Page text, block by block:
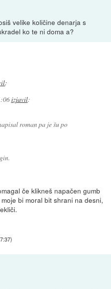
velike količine denarja s
ko te ni doma a?
:
izjavil:
roman pa je šu po
če klikneš napačen gumb
bi moral bit shrani na desni,
)